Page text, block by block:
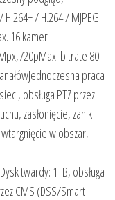
/ H.264 / MJPEG
16 kamer
bitrate 80
praca
obsługa PTZ przez
zasłonięcie, zanik
w obszar,
twardy: 1TB, obsługa
CMS (DSS/Smart